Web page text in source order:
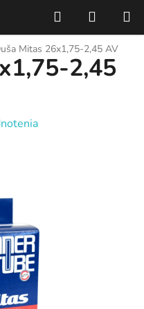
Hľadať
KOŠÍK
Mitas 26x1,75-2,45 AV
2,45